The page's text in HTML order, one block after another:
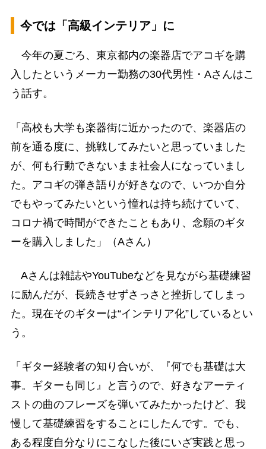
今では「高級インテリア」に
今年の夏ごろ、東京都内の楽器店でアコギを購
入したというメーカー勤務の30代男性・Aさんはこ
う話す。
「高校も大学も楽器街に近かったので、楽器店の
前を通る度に、挑戦してみたいと思っていました
が、何も行動できないまま社会人になっていまし
た。アコギの弾き語りが好きなので、いつか自分
でもやってみたいという憧れは持ち続けていて、
コロナ禍で時間ができたこともあり、念願のギタ
ーを購入しました」（Aさん）
Aさんは雑誌やYouTubeなどを見ながら基礎練習
に励んだが、長続きせずさっさと挫折してしまっ
た。現在そのギターは“インテリア化”しているとい
う。
「ギター経験者の知り合いが、『何でも基礎は大
事。ギターも同じ』と言うので、好きなアーティ
ストの曲のフレーズを弾いてみたかったけど、我
慢して基礎練習をすることにしたんです。でも、
ある程度自分なりにこなした後にいざ実践と思っ